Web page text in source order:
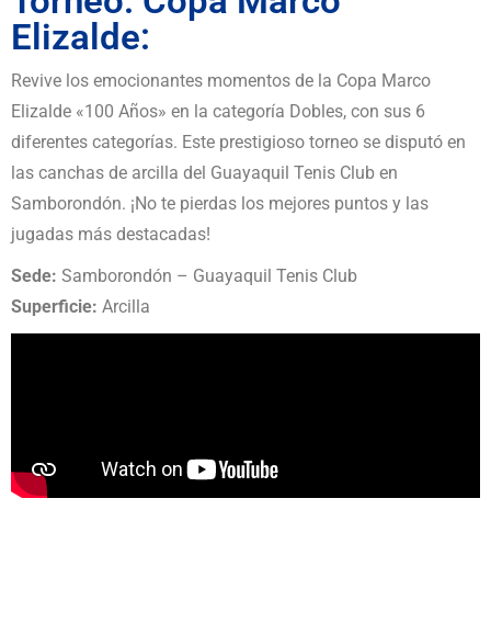
Elizalde:
Revive los emocionantes momentos de la Copa Marco
Elizalde «100 Años» en la categoría Dobles, con sus 6
diferentes categorías. Este prestigioso torneo se disputó en
las canchas de arcilla del Guayaquil Tenis Club en
Samborondón. ¡No te pierdas los mejores puntos y las
jugadas más destacadas!
Sede: Samborondón – Guayaquil Tenis Club
Superficie: Arcilla